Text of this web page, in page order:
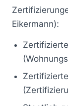
Eikermann):